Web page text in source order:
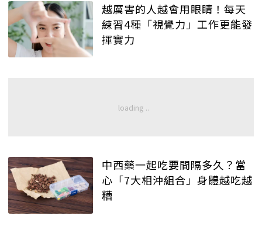
越厲害的人越會用眼睛！每天
練習4種「視覺力」工作更能發
揮實力
中西藥一起吃要間隔多久？當
心「7大相沖組合」身體越吃越
糟